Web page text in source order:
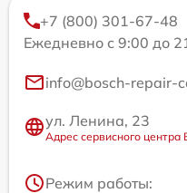
+7 (800) 301-67-48
Ежедневно с 9:00 до
info@bosch-repair-
ул. Ленина, 23
Адрес сервисного центра
Режим работы: